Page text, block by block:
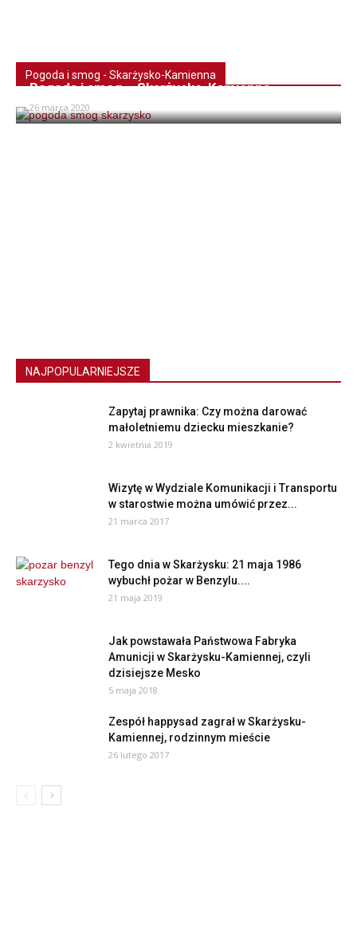
Pogoda i smog - Skarżysko-Kamienna
Pogoda i smog – Skarżysko-Kamienna
26 marca 2020
NAJPOPULARNIEJSZE
Zapytaj prawnika: Czy można darować
małoletniemu dziecku mieszkanie?
2 kwietnia 2019
Wizytę w Wydziale Komunikacji i Transportu
w starostwie można umówić przez...
21 marca 2017
Tego dnia w Skarżysku: 21 maja 1986
wybuchł pożar w Benzylu....
21 maja 2019
Jak powstawała Państwowa Fabryka
Amunicji w Skarżysku-Kamiennej, czyli
dzisiejsze Mesko
5 maja 2018
Zespół happysad zagrał w Skarżysku-
Kamiennej, rodzinnym mieście
26 lutego 2017